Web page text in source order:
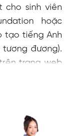
sinh viên
hoặc
tạo tiếng Anh
tương đương).
trang web
học, không